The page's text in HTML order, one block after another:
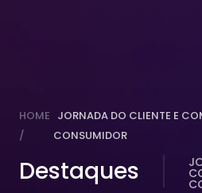
HOME
/
JORNADA DO CLIENTE E
CONSUMIDOR
Destaques